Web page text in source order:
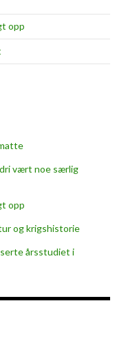
opp
vært noe særlig
opp
og krigshistorie
årsstudiet i